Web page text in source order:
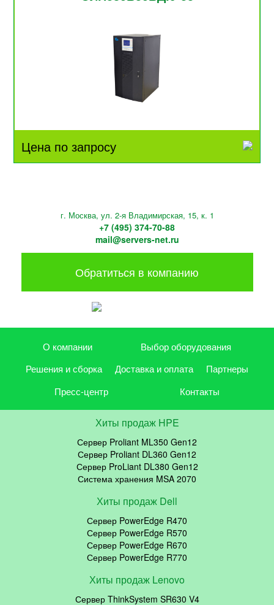
Цена по запросу
г. Москва, ул. 2-я Владимирская, 15, к. 1
+7 (495) 374-70-88
mail@servers-net.ru
Обратиться в компанию
О компании
Выбор оборудования
Решения и сборка
Доставка и оплата
Партнеры
Пресс-центр
Контакты
Хиты продаж HPE
Сервер Proliant ML350 Gen12
Сервер Proliant DL360 Gen12
Сервер ProLiant DL380 Gen12
Система хранения MSA 2070
Хиты продаж Dell
Сервер PowerEdge R470
Сервер PowerEdge R570
Сервер PowerEdge R670
Сервер PowerEdge R770
Хиты продаж Lenovo
Сервер ThinkSystem SR630 V4